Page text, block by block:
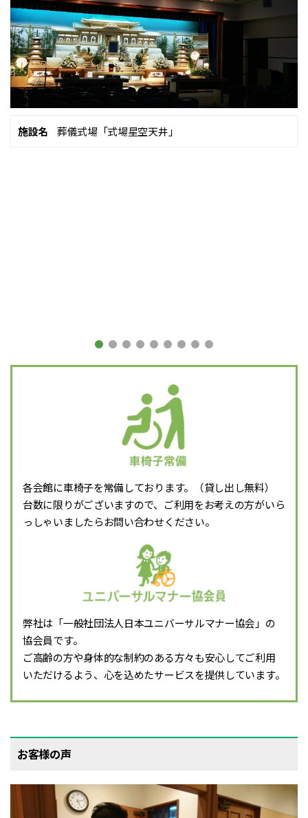
施設名 葬儀式場「式場星空天井」
各会館に車椅子を常備しております。（貸し出し無料）
台数に限りがございますので、ご利用をお考えの方がいら
っしゃいましたらお問い合わせください。
弊社は「一般社団法人日本ユニバーサルマナー協会」の
協会員です。
ご高齢の方や身体的な制約のある方々も安心してご利用
いただけるよう、心を込めたサービスを提供しています。
お客様の声